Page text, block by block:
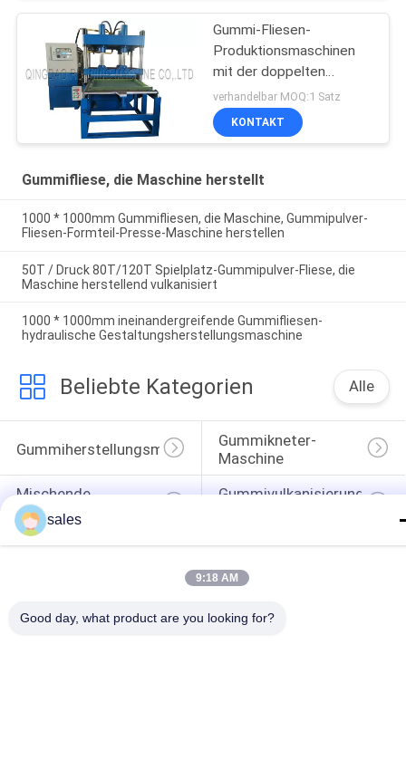
Gummi-Fliesen-
Produktionsmaschinen
mit der doppelten
Seitenform, die System
schiebt
verhandelbar MOQ:1 Satz
KONTAKT
Gummifliese, die Maschine herstellt
1000 * 1000mm Gummifliesen, die Maschine, Gummipulver-
Fliesen-Formteil-Presse-Maschine herstellen
50T / Druck 80T/120T Spielplatz-Gummipulver-Fliese, die
Maschine herstellend vulkanisiert
1000 * 1000mm ineinandergreifende Gummifliesen-
hydraulische Gestaltungsherstellungsmaschine
Beliebte Kategorien Alle
Gummiherstellungsmaschine
Gummikneter-
Maschine
Mischende
Mühlgummimaschine
Gummiextrudermaschine
Feed Gummi
Extruder
Maschine
Fertigungsstraße
sales
9:18 AM
Good day, what product are you looking for?